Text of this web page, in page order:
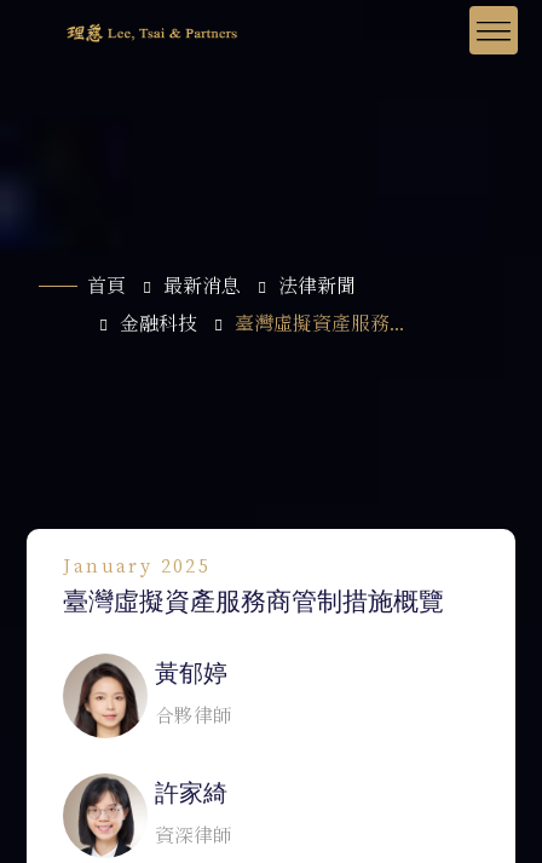
首頁 最新消息
法律新聞
金融科技
臺灣虛擬資產服務...
January 2025
臺灣虛擬資產服務商管制措施概覽
黃郁婷
合夥律師
許家綺
資深律師